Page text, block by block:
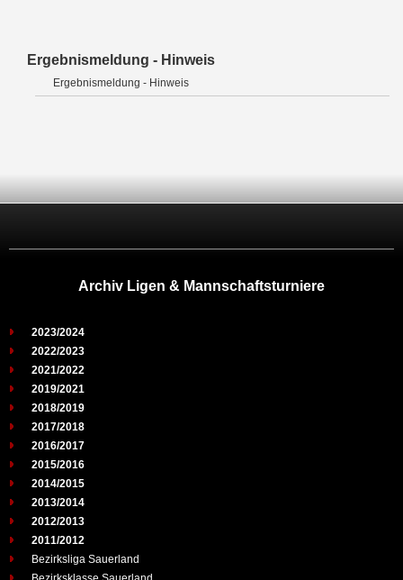
Ergebnismeldung - Hinweis
Ergebnismeldung - Hinweis
Archiv Ligen & Mannschaftsturniere
2023/2024
2022/2023
2021/2022
2019/2021
2018/2019
2017/2018
2016/2017
2015/2016
2014/2015
2013/2014
2012/2013
2011/2012
Bezirksliga Sauerland